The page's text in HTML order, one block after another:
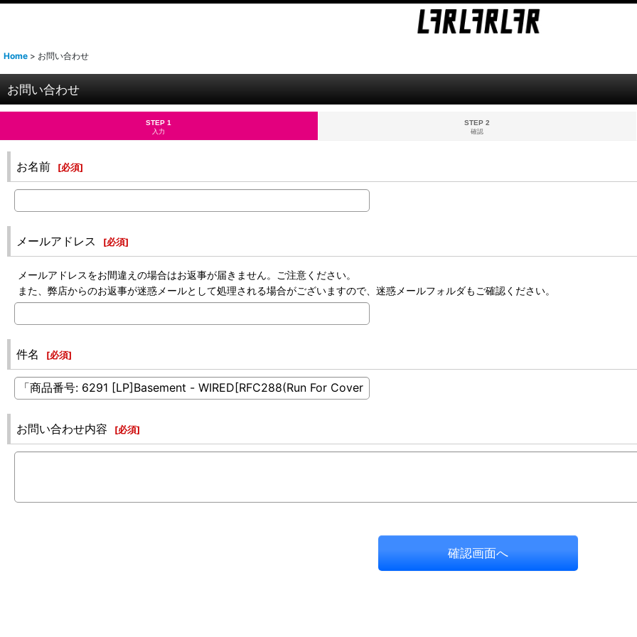
Home > お問い合わせ
お問い合わせ
STEP 1
入力
STEP 2
確認
お名前 [必須]
メールアドレス [必須]
メールアドレスをお間違えの場合はお返事が届きません。ご注意ください。
また、弊店からのお返事が迷惑メールとして処理される場合がございますので、迷惑メールフォルダもご確認ください。
件名 [必須]
お問い合わせ内容 [必須]
確認画面へ